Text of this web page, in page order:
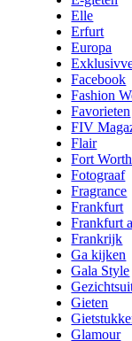
Elle
Erfurt
Europa
Facebook
Fashion
Favorieten
FIV
Flair
Fort Worth
Fotograaf
Fragrance
Frankfurt
Frankfurt
Frankrijk
Ga kijken
Gala Style
Gieten
Glamour